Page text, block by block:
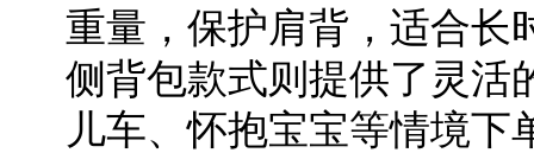
重量，保护肩背，适合长
侧背包款式则提供了灵活
儿车、怀抱宝宝等情境下